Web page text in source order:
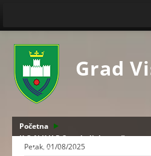
Grad
Početna
K O N K U R S za dodjelu novčane
udžbenika i pribora za potrebe
Petak, 01/08/2025